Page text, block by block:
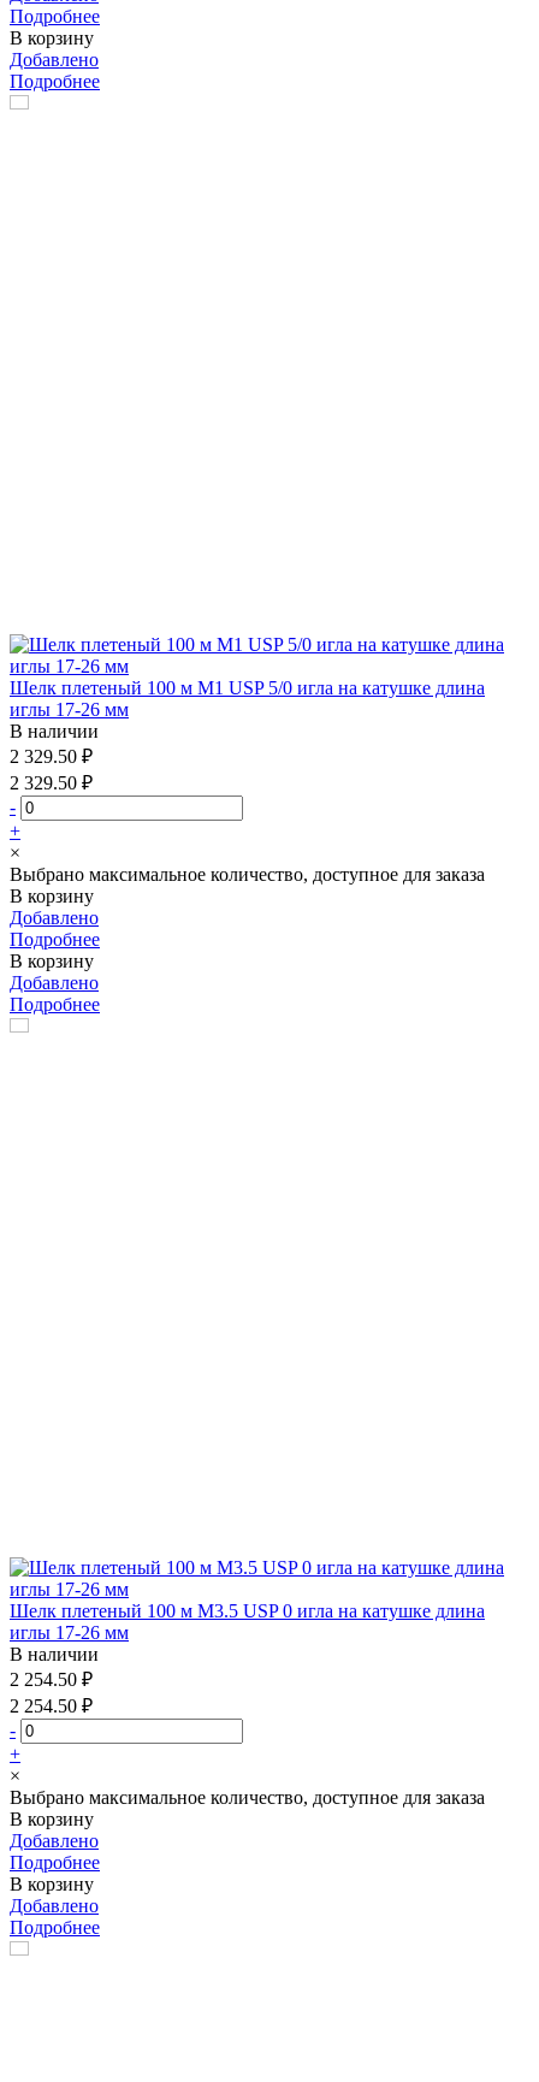
Подробнее
В корзину
Добавлено
Подробнее
Шелк плетеный 100 м М1 USP 5/0 игла на катушке длина
иглы 17-26 мм
В наличии
2 329.50 ₽
2 329.50 ₽
-
+
×
Выбрано максимальное количество, доступное для заказа
В корзину
Добавлено
Подробнее
В корзину
Добавлено
Подробнее
Шелк плетеный 100 м М3.5 USP 0 игла на катушке длина
иглы 17-26 мм
В наличии
2 254.50 ₽
2 254.50 ₽
-
+
×
Выбрано максимальное количество, доступное для заказа
В корзину
Добавлено
Подробнее
В корзину
Добавлено
Подробнее